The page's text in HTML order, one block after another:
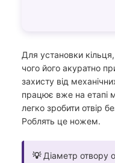
Для установки
чого його акуратно
захисту від
працює вже на етапі
легко зробити отвір
Роблять це ножем.
💡Діаметр отвору